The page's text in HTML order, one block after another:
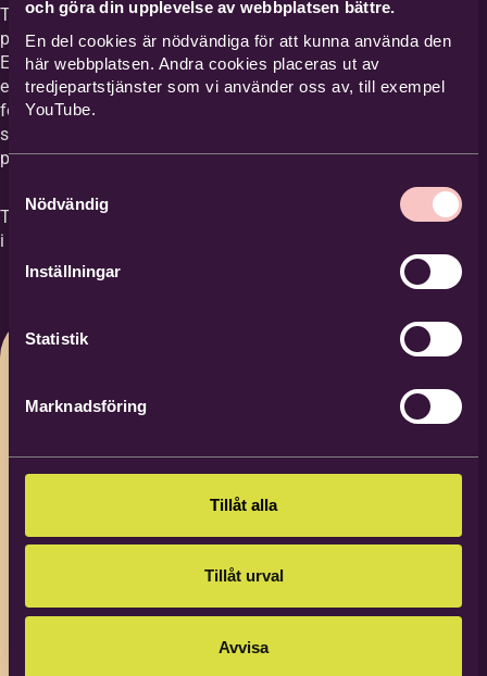
och göra din upplevelse av webbplatsen bättre.
En del cookies är nödvändiga för att kunna använda den
här webbplatsen. Andra cookies placeras ut av
tredjepartstjänster som vi använder oss av, till exempel
YouTube.
Nödvändig
Inställningar
Statistik
Marknadsföring
Tillåt alla
Tillåt urval
Avvisa
Till kvällen vill vi att du tar med ett (1) redan
prissatt konstverk du tänkt sälja på lördag.
Efter Monas föreläsning har ni alltså både
era prissatta konstverk och hennes
föreläsning som underlag för ert samtal. På
så sätt hoppas vi att det blir lättare att
prissätta all konst du planerat ställa ut.
Träffen sker på TEAMS. Du får en möteslänk
i din mejl i god tid innan träffen.